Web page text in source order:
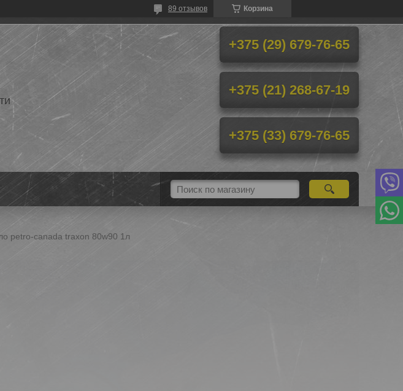
Корзина
89 отзывов
+375 (29) 679-76-65
+375 (21) 268-67-19
+375 (33) 679-76-65
petro-canada traxon 80w90 1л